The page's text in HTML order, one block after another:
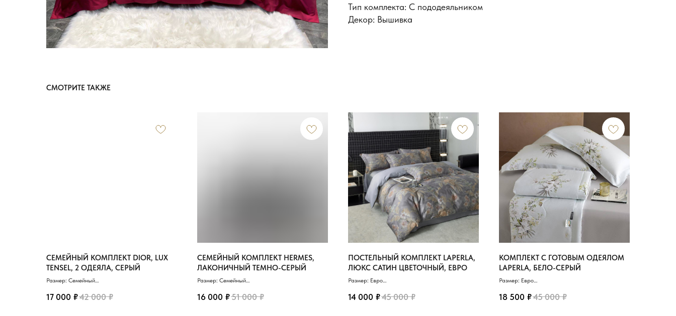
Тип комплекта: С пододеяльником
Декор: Вышивка
СМОТРИТЕ ТАКЖЕ
СЕМЕЙНЫЙ КОМПЛЕКТ DIOR, LUX
TENSEL, 2 ОДЕЯЛА, СЕРЫЙ
Размер: Семейный
Одеяло: 150х200 см (2)
17 000 ₽42 000 ₽
СЕМЕЙНЫЙ КОМПЛЕКТ HERMES,
ЛАКОНИЧНЫЙ ТЕМНО-СЕРЫЙ
Размер: Семейный
Пододеяльник: 150х200 см (2)
16 000 ₽51 000 ₽
ПОСТЕЛЬНЫЙ КОМПЛЕКТ LAPERLA,
ЛЮКС САТИН ЦВЕТОЧНЫЙ, ЕВРО
Размер: Евро
Пододеяльник: 200х230 см
14 000 ₽45 000 ₽
КОМПЛЕКТ С ГОТОВЫМ ОДЕЯЛОМ
LAPERLA, БЕЛО-СЕРЫЙ
Размер: Евро
Легкое одеяло: 200х230 см
18 500 ₽45 000 ₽